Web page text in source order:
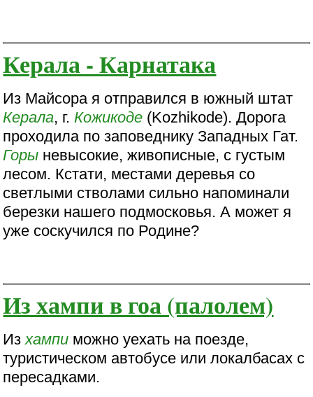
Керала - Карнатака
Из Майсора я отправился в южный штат
Керала, г.Кожикоде (Kozhikode). Дорога
проходила по заповеднику Западных Гат.
Горы невысокие, живописные, с густым
лесом. Кстати, местами деревья со
светлыми стволами сильно напоминали
березки нашего подмосковья. А может я
уже соскучился по Родине?
Из хампи в гоа (палолем)
Изхампи можно уехать на поезде,
туристическом автобусе или локалбасах с
пересадками.